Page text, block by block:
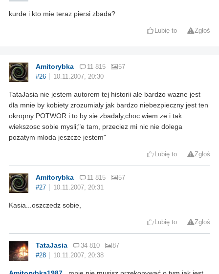
kurde i kto mie teraz piersi zbada?
Lubię to Zgłoś
Amitorybka 11 815
57
#26
10.11.2007, 20:30
TataJasia nie jestem autorem tej historii ale bardzo wazne jest
dla mnie by kobiety zrozumialy jak bardzo niebezpieczny jest ten
okropny POTWOR i to by sie zbadaly,choc wiem ze i tak
wiekszosc sobie mysli;"e tam, przeciez mi nic nie dolega
pozatym mloda jeszcze jestem"
Lubię to Zgłoś
Amitorybka 11 815
57
#27
10.11.2007, 20:31
Kasia...oszczedz sobie,
Lubię to Zgłoś
TataJasia 34 810
87
#28
10.11.2007, 20:38